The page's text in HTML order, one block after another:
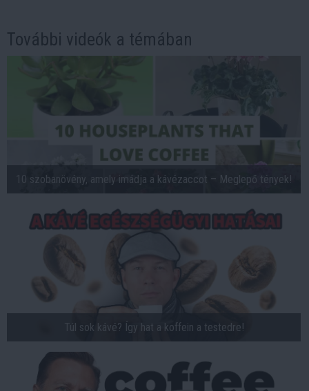
További videók a témában
10 szobanövény, amely imádja a kávézaccot – Meglepő tények!
Túl sok kávé? Így hat a koffein a testedre!